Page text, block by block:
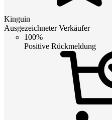
Kinguin
Ausgezeichneter Verkäufer
100%
Positive Rückmeldung